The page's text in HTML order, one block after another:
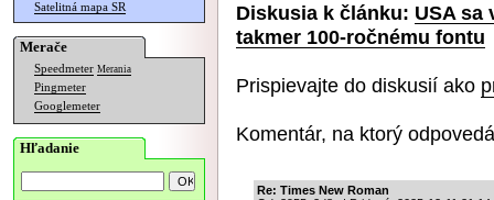
Satelitná mapa SR
Merače
Speedmeter Merania
Pingmeter
Googlemeter
Hľadanie
Diskusia k článku: USA sa
takmer 100-ročnému fontu
Prispievajte do diskusií ako
Komentár, na ktorý
Re: Times New Roman